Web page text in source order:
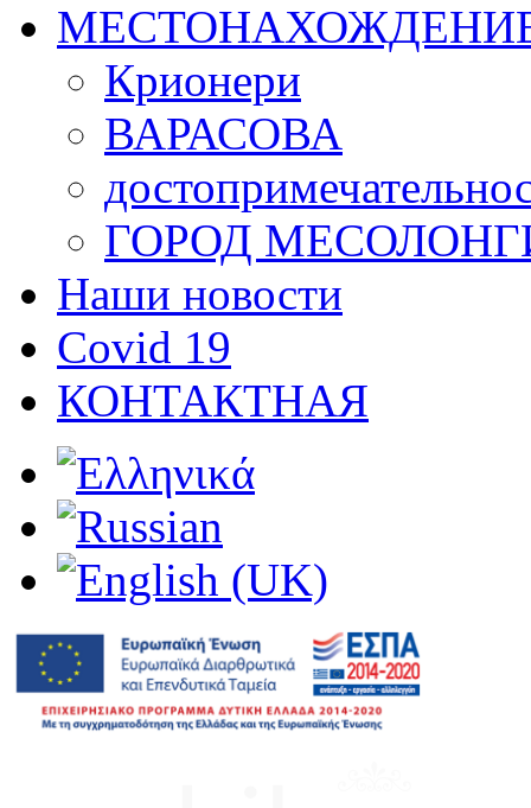
Крионери
ВАРАСОВА
ГОРОД
Наши новости
Covid 19
КОНТАКТНАЯ